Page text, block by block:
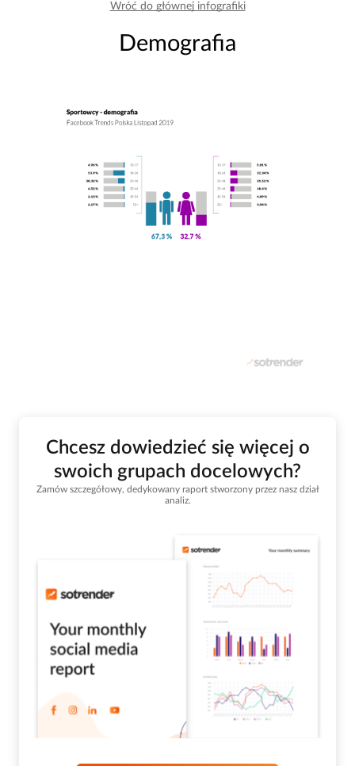
Wróć do głównej infografiki
Demografia
Chcesz dowiedzieć się więcej o
swoich grupach docelowych?
Zamów szczegółowy, dedykowany raport stworzony przez nasz dział
analiz.